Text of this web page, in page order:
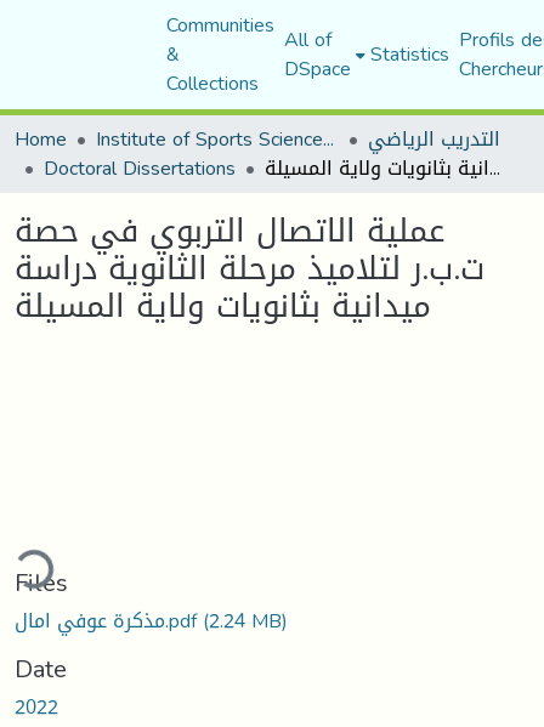
Communities
&
Collections
All of
DSpace Statistics Profils
Home
Institute of Sports Sciences and Techniques التدريب الرياضي
Doctoral Dissertations عملية الاتصال التربوي في حصة ت.ب.ر لتلاميذ مرحلة الثانوية دراسة ميدانية بثانويات ولاية المسيلة
عملية الاتصال التربوي في حصة
ت.ب.ر لتلاميذ مرحلة الثانوية دراسة
ميدانية بثانويات ولاية المسيلة
Loading...
Files
مذكرة عوفي امال.pdf(2.24 MB)
Date
2022